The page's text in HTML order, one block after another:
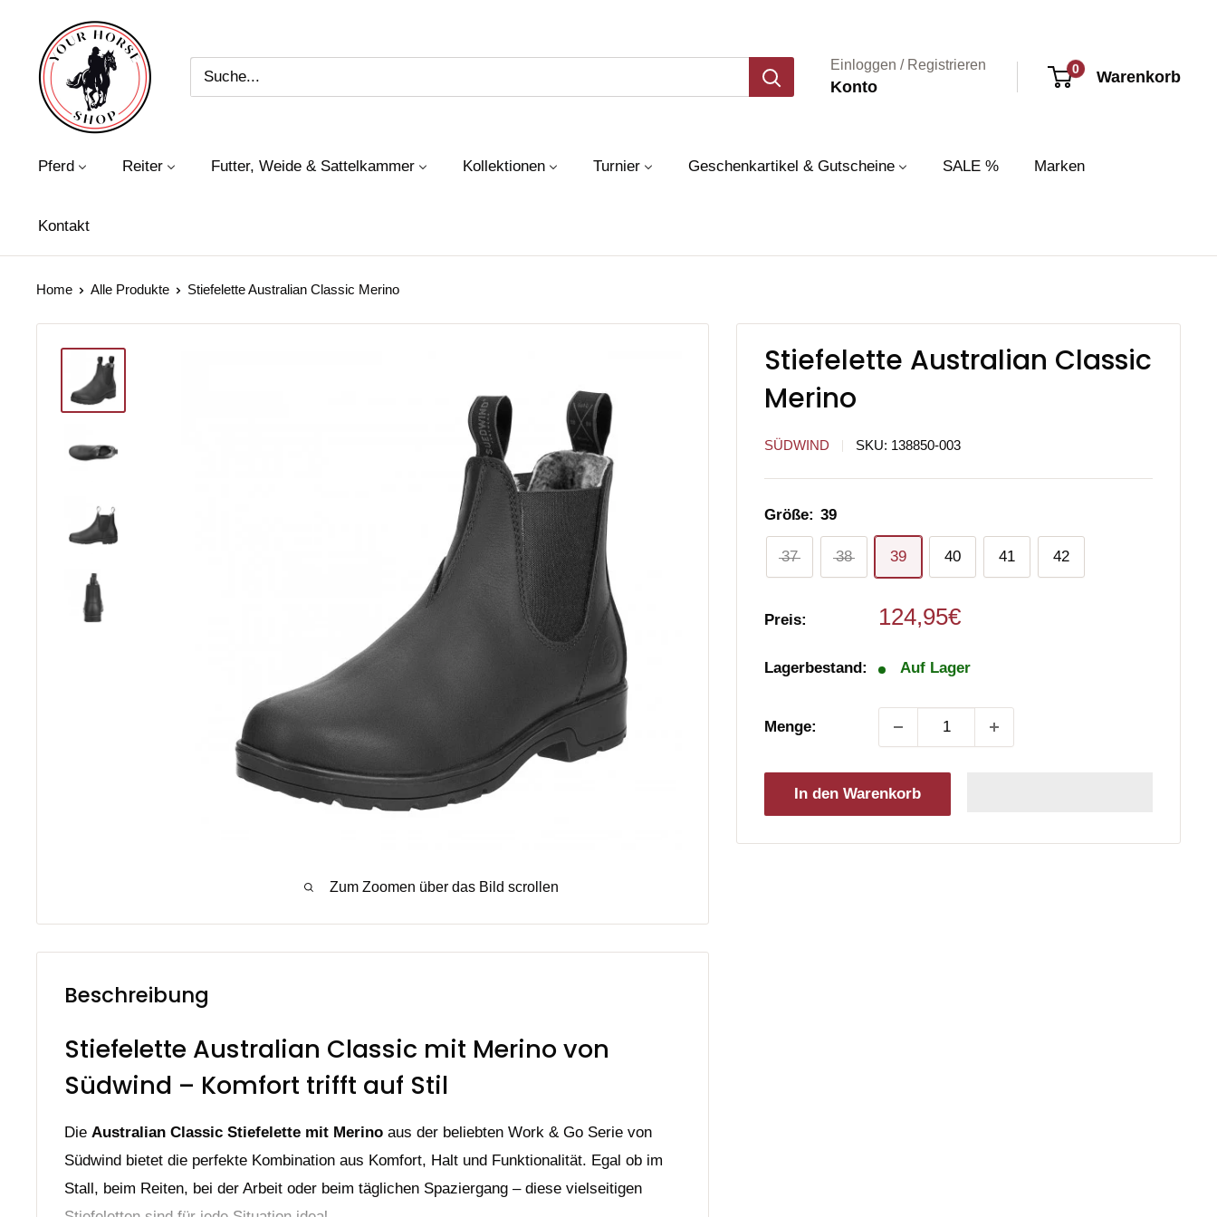
Your
Horse
Shop
Einloggen / Registrieren
Konto
0 Warenkorb
Pferd Reiter Futter, Weide & Sattelkammer Kollektionen Turnier Geschenkartikel & Gutscheine SALE % Marken
Kontakt
Home Alle Produkte Stiefelette Australian Classic Merino
Zum Zoomen über das Bild scrollen
Stiefelette Australian Classic
Merino
SÜDWIND SKU: 138850-003
Größe: 39
37 38 39 40 41 42
Preis: Sonderpreis
124,95€
Lagerbestand: Auf Lager
Menge:
In den Warenkorb
Beschreibung
Stiefelette Australian Classic mit Merino von
Südwind – Komfort trifft auf Stil
Die Australian Classic Stiefelette mit Merino aus der beliebten Work & Go Serie von
Südwind bietet die perfekte Kombination aus Komfort, Halt und Funktionalität. Egal ob im
Stall, beim Reiten, bei der Arbeit oder beim täglichen Spaziergang – diese vielseitigen